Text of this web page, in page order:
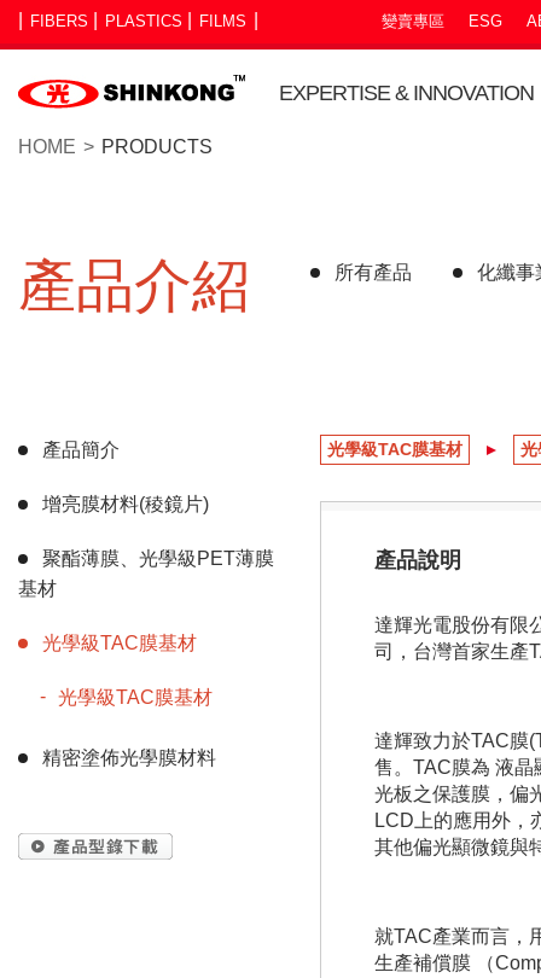
FIBERS PLASTICS FILMS 變賣專區 ESG
EXPERTISE & INNOVATION
HOME PRODUCTS
產品介紹 所有產品 化纖事
產品簡介
增亮膜材料(稜鏡片)
聚酯薄膜、光學級PET薄膜
基材
光學級TAC膜基材
光學級TAC膜基材
精密塗佈光學膜材料
光學級TAC膜基材 光
產品說明
達輝光電股份有限
司，台灣首家生產
達輝致力於TAC膜
售。TAC膜為 液
光板之保護膜，偏
LCD上的應用外，
其他偏光顯微鏡與
就TAC產業而言，
生產補償膜 （